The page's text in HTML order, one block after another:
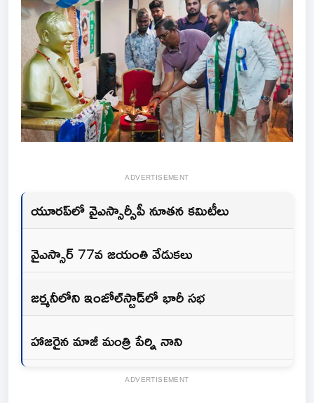
ADVERTISEMENT
యూరప్‌లో వైఎస్సార్సీపీ నూతన కమిటీలు
వైఎస్సార్ 77వ జయంతి వేడుకలు
జర్మనీలోని ఇంజోల్‌స్టాడ్‌లో భారీ సభ
హాజరైన మాజీ మంత్రి పేర్ని నాని
ADVERTISEMENT